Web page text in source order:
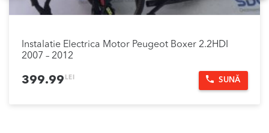
Instalatie Electrica Motor Peugeot Boxer 2.2HDI
2007 – 2012
399.99 LEI SUNĂ